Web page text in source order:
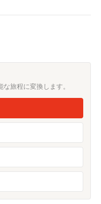
旅程に変換します。